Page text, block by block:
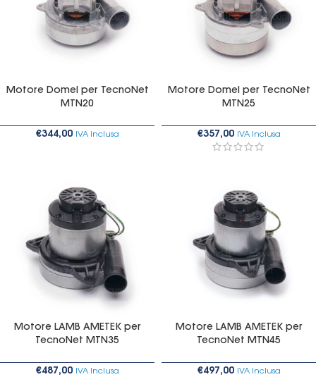
Motore Domel per TecnoNet
MTN20
€344,00 IVA Inclusa
Motore Domel per TecnoNet
MTN25
€357,00 IVA Inclusa
Motore LAMB AMETEK per
TecnoNet MTN35
€487,00 IVA Inclusa
Motore LAMB AMETEK per
TecnoNet MTN45
€497,00 IVA Inclusa